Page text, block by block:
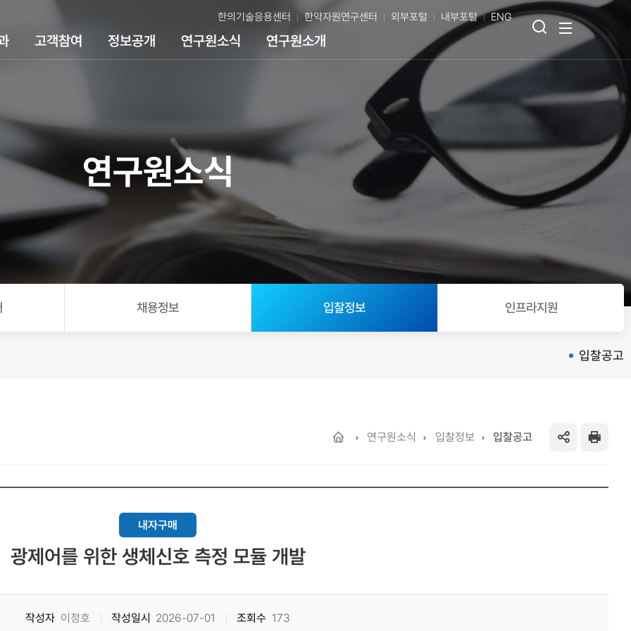
고객참여 정보공개 연구원소식 연구원소개
한의기술응용센터 한약자원연구센터 외부포털 내부포털 ENG
열
전
체
메
보
연구원소식
채용정보 입찰정보
입찰공고
인프라지원
Home연구원소식 입찰정보 입찰공고
공 린
내자구매
광제어를 위한 생체신호 측정 모듈 개발
작성자 이정호 작성일시 2026-07-01 조회수 173